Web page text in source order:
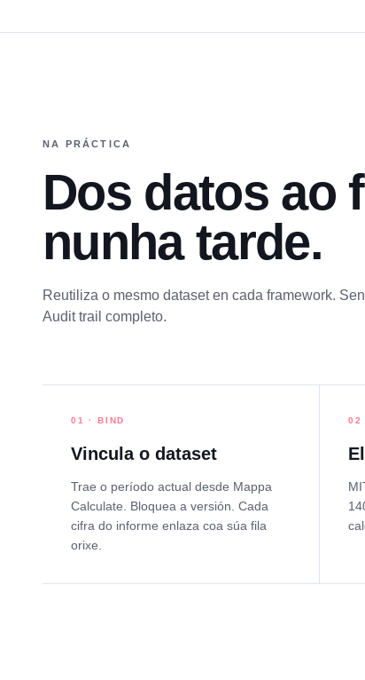
NA PRÁCTICA
Dos datos ao
nunha tarde.
Reutiliza o mesmo dataset en cada framework.
Audit trail completo.
01 · BIND
Vincula o dataset
Trae o período actual desde Mappa
Calculate. Bloquea a versión. Cada
cifra do informe enlaza coa súa fila
orixe.
02